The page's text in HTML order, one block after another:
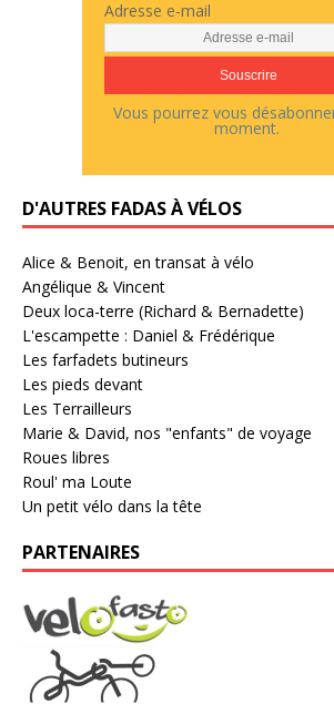
Adresse e-mail
Vous pourrez vous
moment.
D'AUTRES FADAS À VÉLOS
Alice & Benoit, en transat à vélo
Angélique & Vincent
Deux loca-terre (Richard & Bernadette)
L'escampette : Daniel & Frédérique
Les farfadets butineurs
Les pieds devant
Les Terrailleurs
Marie & David, nos "enfants" de voyage
Roues libres
Roul' ma Loute
Un petit vélo dans la tête
PARTENAIRES